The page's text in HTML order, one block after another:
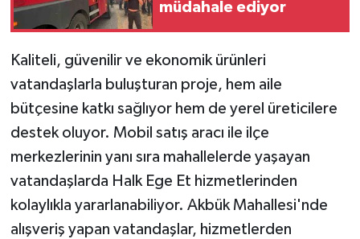
müdahale ediyor
Kaliteli, güvenilir ve ekonomik ürünleri
vatandaşlarla buluşturan proje, hem aile
bütçesine katkı sağlıyor hem de yerel üreticilere
destek oluyor. Mobil satış aracı ile ilçe
merkezlerinin yanı sıra mahallelerde yaşayan
vatandaşlarda Halk Ege Et hizmetlerinden
kolaylıkla yararlanabiliyor. Akbük Mahallesi'nde
alışveriş yapan vatandaşlar, hizmetlerden